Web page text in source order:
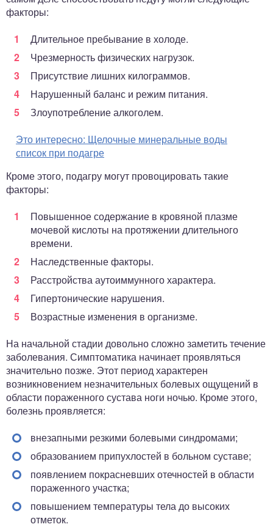
факторы:
Длительное пребывание в холоде.
Чрезмерность физических нагрузок.
Присутствие лишних килограммов.
Нарушенный баланс и режим питания.
Злоупотребление алкоголем.
Это интересно: Щелочные минеральные воды
список при подагре
Кроме этого, подагру могут провоцировать такие
факторы:
Повышенное содержание в кровяной плазме
мочевой кислоты на протяжении длительного
времени.
Наследственные факторы.
Расстройства аутоиммунного характера.
Гипертонические нарушения.
Возрастные изменения в организме.
На начальной стадии довольно сложно заметить течение
заболевания. Симптоматика начинает проявляться
значительно позже. Этот период характерен
возникновением незначительных болевых ощущений в
области пораженного сустава ноги ночью. Кроме этого,
болезнь проявляется:
внезапными резкими болевыми синдромами;
образованием припухлостей в больном суставе;
появлением покрасневших отечностей в области
пораженного участка;
повышением температуры тела до высоких
отметок.